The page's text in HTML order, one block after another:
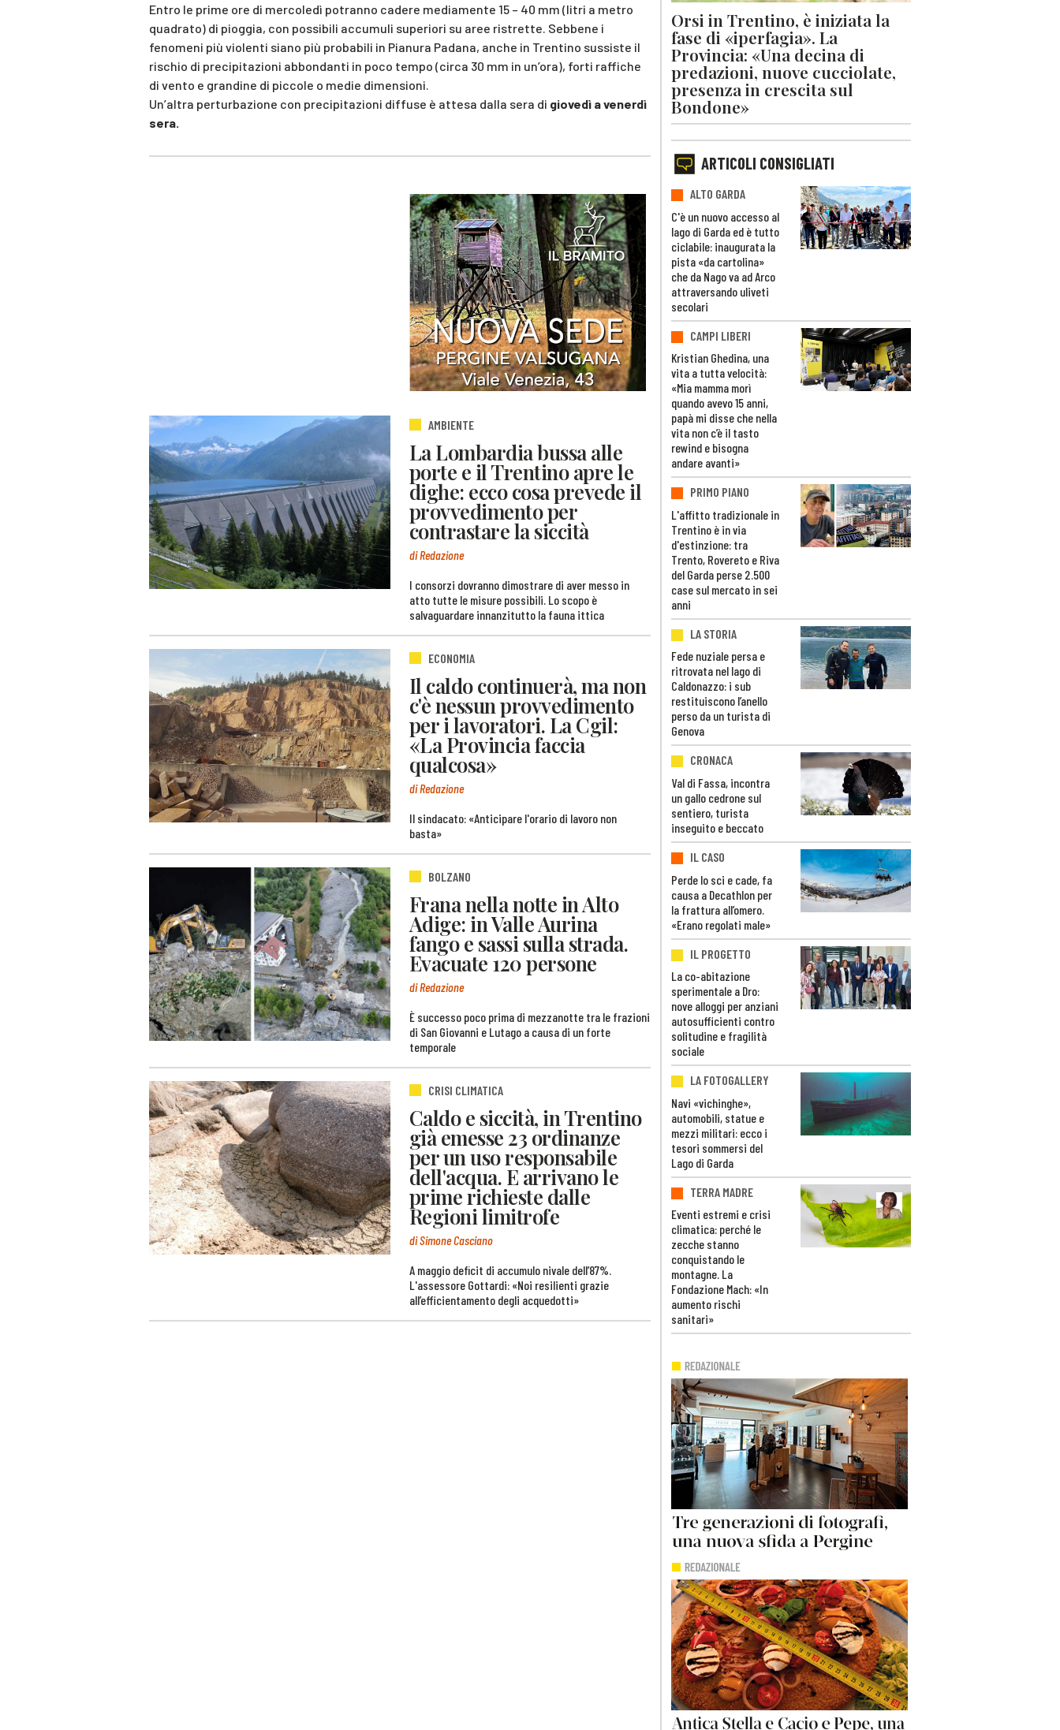
Entro le prime ore di mercoledì potranno cadere mediamente 15 – 40 mm (litri a metro
quadrato) di pioggia, con possibili accumuli superiori su aree ristrette. Sebbene i
fenomeni più violenti siano più probabili in Pianura Padana, anche in Trentino sussiste il
rischio di precipitazioni abbondanti in poco tempo (circa 30 mm in un’ora), forti raffiche
di vento e grandine di piccole o medie dimensioni.
Un’altra perturbazione con precipitazioni diffuse è attesa dalla sera di giovedì a venerdì
sera.
AMBIENTE
La Lombardia bussa alle
porte e il Trentino apre le
dighe: ecco cosa prevede il
provvedimento per
contrastare la siccità
di Redazione
I consorzi dovranno dimostrare di aver messo in
atto tutte le misure possibili. Lo scopo è
salvaguardare innanzitutto la fauna ittica
ECONOMIA
Il caldo continuerà, ma non
c'è nessun provvedimento
per i lavoratori. La Cgil:
«La Provincia faccia
qualcosa»
di Redazione
Il sindacato: «Anticipare l'orario di lavoro non
basta»
BOLZANO
Frana nella notte in Alto
Adige: in Valle Aurina
fango e sassi sulla strada.
Evacuate 120 persone
di Redazione
È successo poco prima di mezzanotte tra le frazioni
di San Giovanni e Lutago a causa di un forte
temporale
CRISI CLIMATICA
Caldo e siccità, in Trentino
già emesse 23 ordinanze
per un uso responsabile
dell'acqua. E arrivano le
prime richieste dalle
Regioni limitrofe
di Simone Casciano
A maggio deficit di accumulo nivale dell’87%.
L'assessore Gottardi: «Noi resilienti grazie
all’efficientamento degli acquedotti»
Orsi in Trentino, è iniziata la
fase di «iperfagia». La
Provincia: «Una decina di
predazioni, nuove cucciolate,
presenza in crescita sul
Bondone»
ARTICOLI CONSIGLIATI
ALTO GARDA
C'è un nuovo accesso al
lago di Garda ed è tutto
ciclabile: inaugurata la
pista «da cartolina»
che da Nago va ad Arco
attraversando uliveti
secolari
CAMPI LIBERI
Kristian Ghedina, una
vita a tutta velocità:
«Mia mamma morì
quando avevo 15 anni,
papà mi disse che nella
vita non c’è il tasto
rewind e bisogna
andare avanti»
PRIMO PIANO
L'affitto tradizionale in
Trentino è in via
d'estinzione: tra
Trento, Rovereto e Riva
del Garda perse 2.500
case sul mercato in sei
anni
LA STORIA
Fede nuziale persa e
ritrovata nel lago di
Caldonazzo: i sub
restituiscono l’anello
perso da un turista di
Genova
CRONACA
Val di Fassa, incontra
un gallo cedrone sul
sentiero, turista
inseguito e beccato
IL CASO
Perde lo sci e cade, fa
causa a Decathlon per
la frattura all’omero.
«Erano regolati male»
IL PROGETTO
La co-abitazione
sperimentale a Dro:
nove alloggi per anziani
autosufficienti contro
solitudine e fragilità
sociale
LA FOTOGALLERY
Navi «vichinghe»,
automobili, statue e
mezzi militari: ecco i
tesori sommersi del
Lago di Garda
TERRA MADRE
Eventi estremi e crisi
climatica: perché le
zecche stanno
conquistando le
montagne. La
Fondazione Mach: «In
aumento rischi
sanitari»